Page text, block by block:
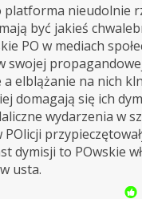
platforma nieudolnie
być jakieś
PO w mediach
swojej
a elblążanie na nich
domagają się ich
wydarzenia w
POlicji
dymisji to POwskie
usta.